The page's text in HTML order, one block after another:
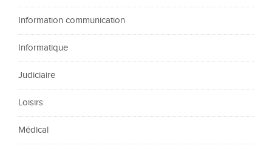
Information communication
Informatique
Judiciaire
Loisirs
Médical